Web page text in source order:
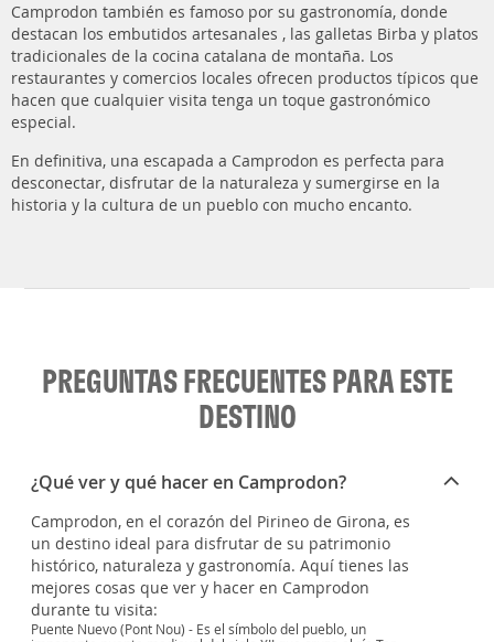
Camprodon también es famoso por su gastronomía, donde
destacan los embutidos artesanales , las galletas Birba y platos
tradicionales de la cocina catalana de montaña. Los
restaurantes y comercios locales ofrecen productos típicos que
hacen que cualquier visita tenga un toque gastronómico
especial.
En definitiva, una escapada a Camprodon es perfecta para
desconectar, disfrutar de la naturaleza y sumergirse en la
historia y la cultura de un pueblo con mucho encanto.
PREGUNTAS FRECUENTES PARA ESTE
DESTINO
¿Qué ver y qué hacer en Camprodon?
Camprodon, en el corazón del Pirineo de Girona, es
un destino ideal para disfrutar de su patrimonio
histórico, naturaleza y gastronomía. Aquí tienes las
mejores cosas que ver y hacer en Camprodon
durante tu visita:
Puente Nuevo (Pont Nou) - Es el símbolo del pueblo, un